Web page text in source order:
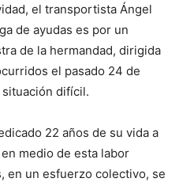
el transportista Ángel
de ayudas es por un
de la hermandad, dirigida
el pasado 24 de
difícil.
22 años de su vida a
medio de esta labor
en un esfuerzo colectivo, se